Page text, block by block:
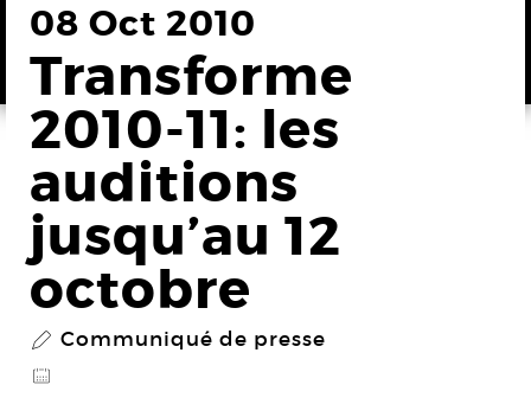
08 Oct 2010
Transforme
2010-11: les
auditions
jusqu’au 12
octobre
P Communiqué de presse
@